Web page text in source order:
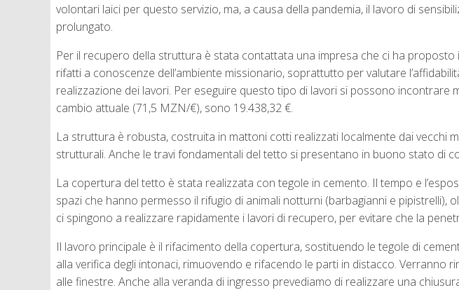
volontari laici per questo servizio, ma, a causa della pandemia, il lavoro di
prolungato.
Per il recupero della struttura è stata contattata una impresa che ci ha
rifatti a conoscenze dell’ambiente missionario, soprattutto per valutare
realizzazione dei lavori. Per eseguire questo tipo di lavori si possono incontrare
cambio attuale (71,5 MZN/€), sono 19.438,32 €.
La struttura è robusta, costruita in mattoni cotti realizzati localmente dai
strutturali. Anche le travi fondamentali del tetto si presentano in buono stato di
La copertura del tetto è stata realizzata con tegole in cemento. Il tempo e
spazi che hanno permesso il rifugio di animali notturni (barbagianni e pipistrelli),
ci spingono a realizzare rapidamente i lavori di recupero, per evitare che la
Il lavoro principale è il rifacimento della copertura, sostituendo le tegole di
alla verifica degli intonaci, rimuovendo e rifacendo le parti in distacco.
alle finestre. Anche alla veranda di ingresso prevediamo di realizzare una